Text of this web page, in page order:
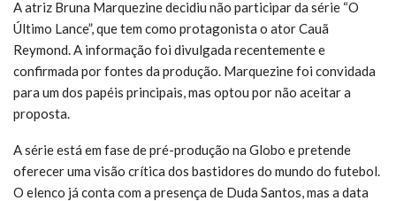
A atriz Bruna Marquezine decidiu não participar da série “O
Último Lance”, que tem como protagonista o ator Cauã
Reymond. A informação foi divulgada recentemente e
confirmada por fontes da produção. Marquezine foi convidada
para um dos papéis principais, mas optou por não aceitar a
proposta.
A série está em fase de pré-produção na Globo e pretende
oferecer uma visão crítica dos bastidores do mundo do futebol.
O elenco já conta com a presença de Duda Santos, mas a data